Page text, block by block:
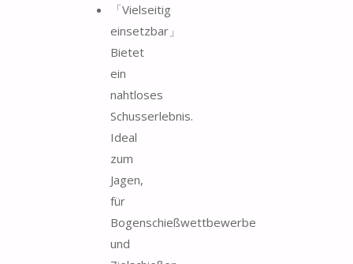
「Vielseitig
einsetzbar」
Bietet
ein
nahtloses
Schusserlebnis.
Ideal
zum
Jagen,
für
Bogenschießwettbewerbe
und